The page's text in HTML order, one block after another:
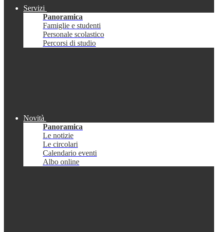
Servizi
Panoramica
Famiglie e studenti
Personale scolastico
Percorsi di studio
Novità
Panoramica
Le notizie
Le circolari
Calendario eventi
Albo online